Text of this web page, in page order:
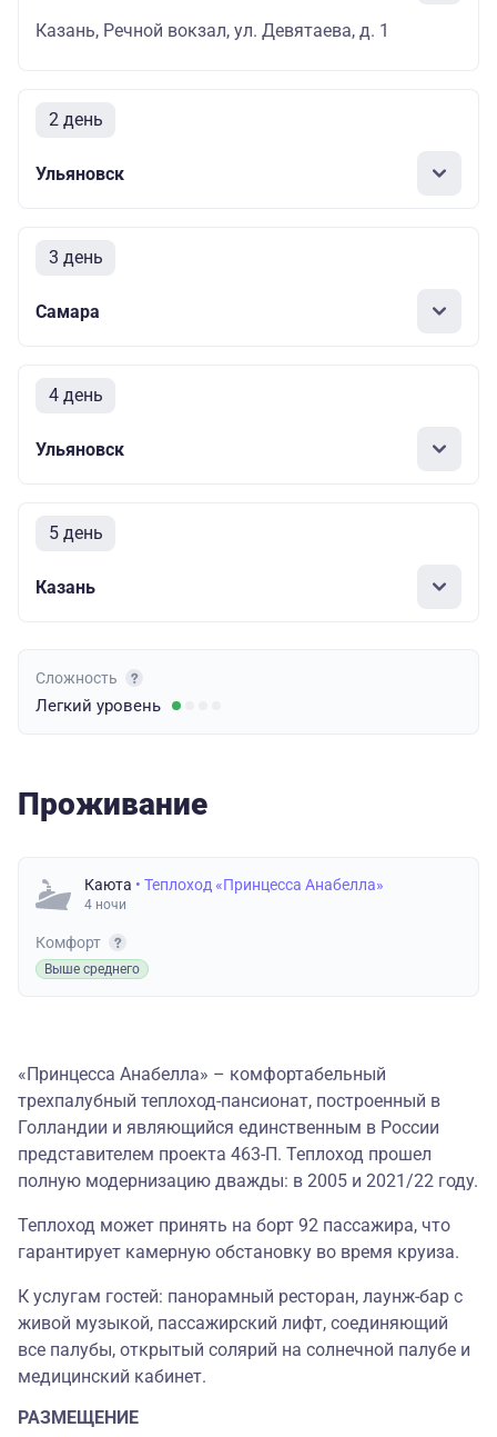
Казань, Речной вокзал, ул. Девятаева, д. 1
2 день
Ульяновск
3 день
Самара
4 день
Ульяновск
5 день
Казань
Сложность
Легкий уровень
Проживание
Каюта • Теплоход «Принцесса Анабелла»
4 ночи
Комфорт
Выше среднего
«Принцесса Анабелла» – комфортабельный
трехпалубный теплоход-пансионат, построенный в
Голландии и являющийся единственным в России
представителем проекта 463-П. Теплоход прошел
полную модернизацию дважды: в 2005 и 2021/22 году.
Теплоход может принять на борт 92 пассажира, что
гарантирует камерную обстановку во время круиза.
К услугам гостей: панорамный ресторан, лаунж-бар с
живой музыкой, пассажирский лифт, соединяющий
все палубы, открытый солярий на солнечной палубе и
медицинский кабинет.
РАЗМЕЩЕНИЕ